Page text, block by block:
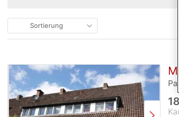
Sortierung